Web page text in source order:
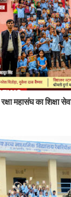
महासंघ का शिक्षा